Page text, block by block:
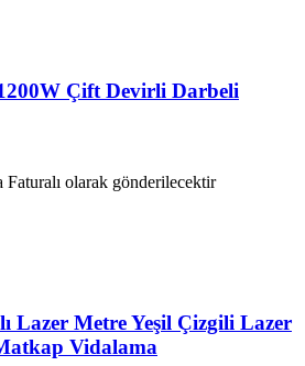
Çift Devirli Darbeli
olarak gönderilecektir
Lazer Metre Yeşil Çizgili Lazer
Vidalama